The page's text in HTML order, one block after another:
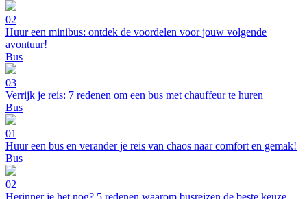
02
Huur een minibus: ontdek de voordelen voor jouw volgende
avontuur!
Bus
03
Verrijk je reis: 7 redenen om een bus met chauffeur te huren
Bus
01
Huur een bus en verander je reis van chaos naar comfort en gemak!
Bus
02
Herinner je het nog? 5 redenen waarom busreizen de beste keuze